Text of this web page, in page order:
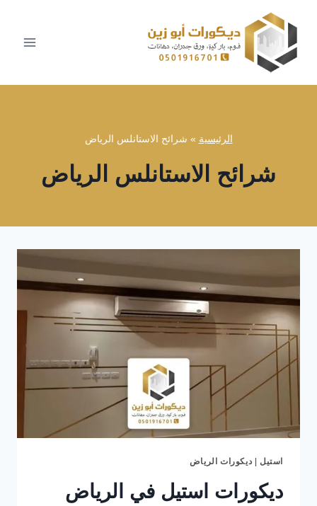
المحتوى
الرئيسية » شرائح الاستانلس الرياض
شرائح الاستانلس الرياض
استيل | ديكورات الرياض
ديكورات استيل في الرياض